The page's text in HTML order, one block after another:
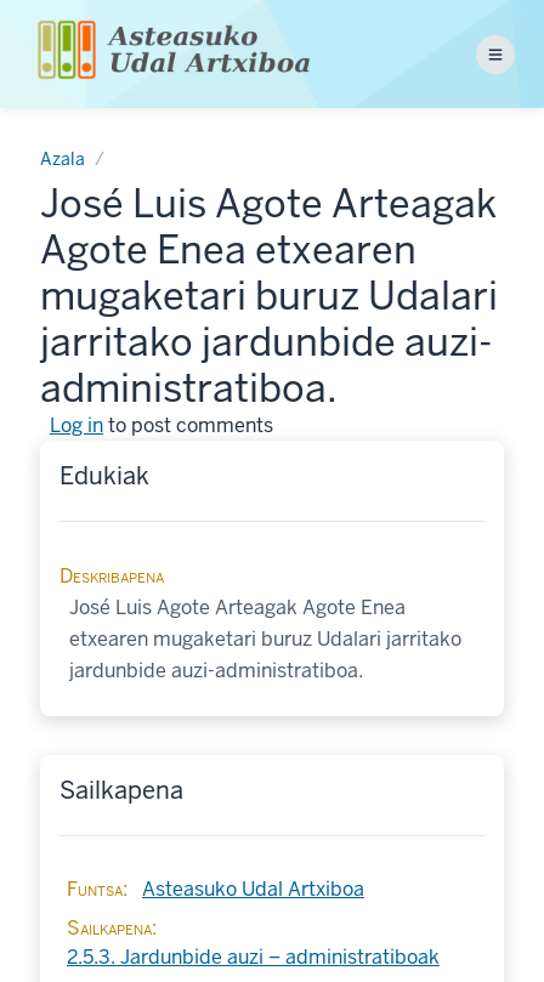
main
Menu
Azala
José Luis Agote Arteagak
Agote Enea etxearen
mugaketari buruz Udalari
jarritako jardunbide auzi-
administratiboa.
Log into post comments
Edukiak
Deskribapena
José Luis Agote Arteagak Agote Enea
etxearen mugaketari buruz Udalari jarritako
jardunbide auzi-administratiboa.
Sailkapena
Funtsa
Asteasuko Udal Artxiboa
Sailkapena
2.5.3. Jardunbide auzi – administratiboak